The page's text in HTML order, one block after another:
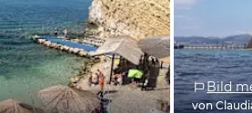
Bild
von